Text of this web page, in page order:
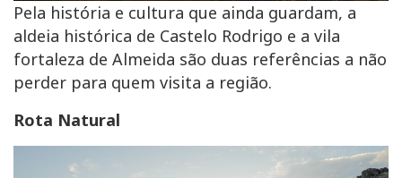
Pela história e cultura que ainda guardam, a
aldeia histórica de Castelo Rodrigo e a vila
fortaleza de Almeida são duas referências a não
perder para quem visita a região.
Rota Natural